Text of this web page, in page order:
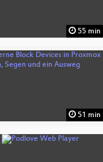
55 min
51 min